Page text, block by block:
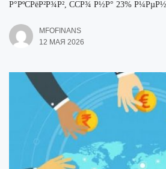
Р°РºСРёР²Р¾Р², ССР¾ Р½Р° 23%
MFOFINANS
12 МАЯ 2026